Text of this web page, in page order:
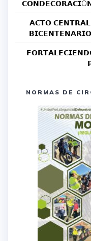
𝗔𝗖𝗧𝗢
NORMAS DE